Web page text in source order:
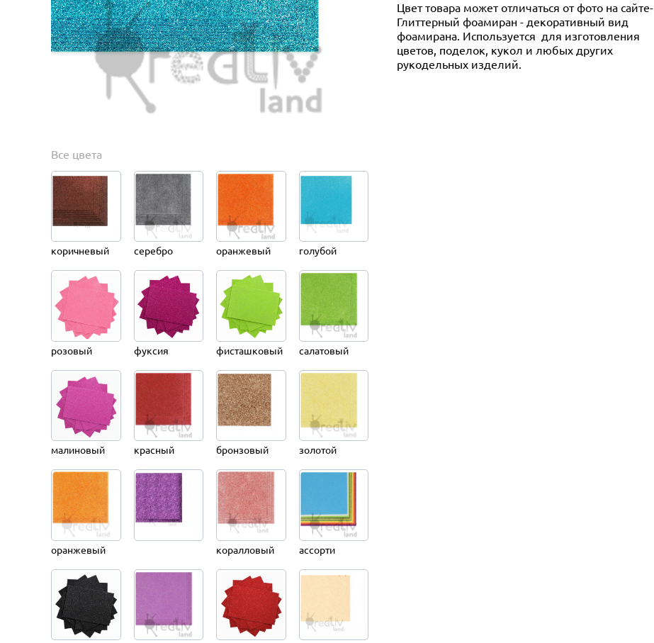
Все цвета
коричневый серебро оранжевый голубой
розовый фуксия фисташковый салатовый
малиновый красный бронзовый золотой
оранжевый коралловый ассорти
Цвет товара может отличаться от фото на сайте-
Глиттерный фоамиран - декоративный вид
фоамирана. Используется для изготовления
цветов, поделок, кукол и любых других
рукодельных изделий.